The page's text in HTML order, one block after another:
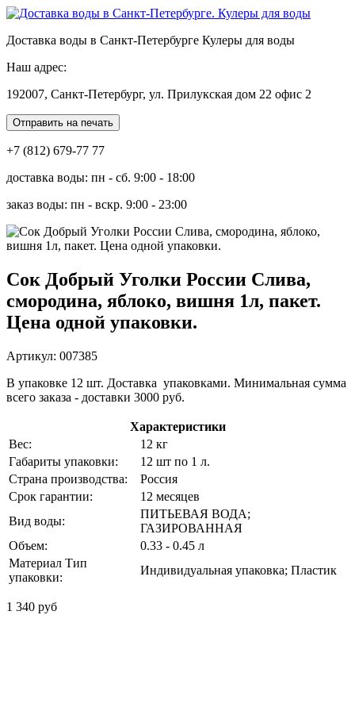
Доставка воды в Санкт-Петербурге Кулеры для воды
Наш адрес:
192007, Санкт-Петербург, ул. Прилукская дом 22 офис 2
Отправить на печать
+7 (812) 679-77 77
доставка воды: пн - сб. 9:00 - 18:00
заказ воды: пн - вскр. 9:00 - 23:00
Сок Добрый Уголки России Слива,
смородина, яблоко, вишня 1л, пакет.
Цена одной упаковки.
Артикул: 007385
В упаковке 12 шт. Доставка упаковками. Минимальная сумма
всего заказа - доставки 3000 руб.
Характеристики
Вес:
12 кг
Габариты упаковки:
12 шт по 1 л.
Страна производства:
Россия
Срок гарантии:
12 месяцев
Вид воды:
ПИТЬЕВАЯ ВОДА;
ГАЗИРОВАННАЯ
Объем:
0.33 - 0.45 л
Материал Тип
упаковки:
Индивидуальная упаковка; Пластик
1 340 руб